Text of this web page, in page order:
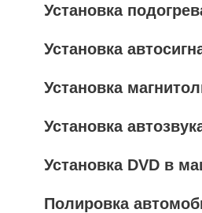
Установка
Установка
Установка
Установка
Установка DVD в
Полировка